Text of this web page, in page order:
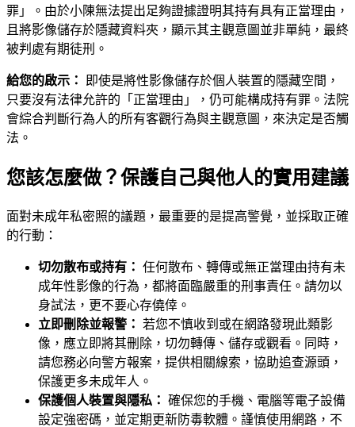
罪」。由於小陳無法提出足夠證據證明其持有具有正當理由，
且將影像儲存於隱藏資料夾，顯示其主觀意圖並非單純，最終
被判處有期徒刑。
給您的啟示：
即使是將性影像儲存於個人裝置的隱藏空間，
只要沒有法律允許的「正當理由」，仍可能構成持有罪。法院
會綜合判斷行為人的所有客觀行為與主觀意圖，來決定是否觸
法。
您該怎麼做？保護自己與他人的實用建議
面對未成年私密照的議題，最重要的是提高警覺，並採取正確
的行動：
切勿散布或持有： 任何散布、轉傳或無正當理由持有未
成年性影像的行為，都將面臨嚴重的刑事責任。請勿以
身試法，更不要心存僥倖。
立即刪除並報警： 若您不慎收到或在網路發現此類影
像，應立即將其刪除，切勿轉傳、儲存或觀看。同時，
請您務必向警方報案，提供相關線索，協助追查源頭，
保護更多未成年人。
保護個人裝置與隱私： 確保您的手機、電腦等電子設備
設定強密碼，並定期更新防毒軟體。謹慎使用網路，不